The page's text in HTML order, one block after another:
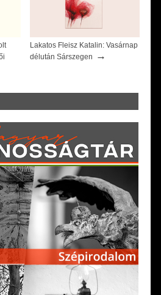
Lakatos Fleisz Katalin: Vasárnap
délután Sárszegen
→